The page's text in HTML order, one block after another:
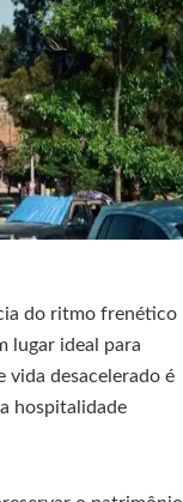
do ritmo frenético
lugar ideal para
vida desacelerado é
hospitalidade